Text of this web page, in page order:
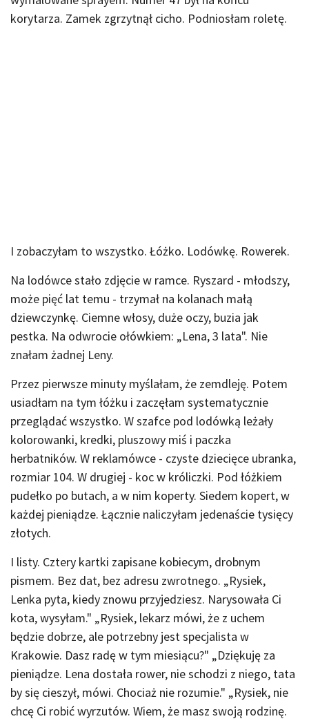
korytarza. Zamek zgrzytnął cicho. Podniosłam roletę.
I zobaczyłam to wszystko. Łóżko. Lodówkę. Rowerek.
Na lodówce stało zdjęcie w ramce. Ryszard - młodszy,
może pięć lat temu - trzymał na kolanach małą
dziewczynkę. Ciemne włosy, duże oczy, buzia jak
pestka. Na odwrocie ołówkiem: „Lena, 3 lata". Nie
znałam żadnej Leny.
Przez pierwsze minuty myślałam, że zemdleję. Potem
usiadłam na tym łóżku i zaczęłam systematycznie
przeglądać wszystko. W szafce pod lodówką leżały
kolorowanki, kredki, pluszowy miś i paczka
herbatników. W reklamówce - czyste dziecięce ubranka,
rozmiar 104. W drugiej - koc w króliczki. Pod łóżkiem
pudełko po butach, a w nim koperty. Siedem kopert, w
każdej pieniądze. Łącznie naliczyłam jedenaście tysięcy
złotych.
I listy. Cztery kartki zapisane kobiecym, drobnym
pismem. Bez dat, bez adresu zwrotnego. „Rysiek,
Lenka pyta, kiedy znowu przyjedziesz. Narysowała Ci
kota, wysyłam." „Rysiek, lekarz mówi, że z uchem
będzie dobrze, ale potrzebny jest specjalista w
Krakowie. Dasz radę w tym miesiącu?" „Dziękuję za
pieniądze. Lena dostała rower, nie schodzi z niego, tata
by się cieszył, mówi. Chociaż nie rozumie." „Rysiek, nie
chcę Ci robić wyrzutów. Wiem, że masz swoją rodzinę.